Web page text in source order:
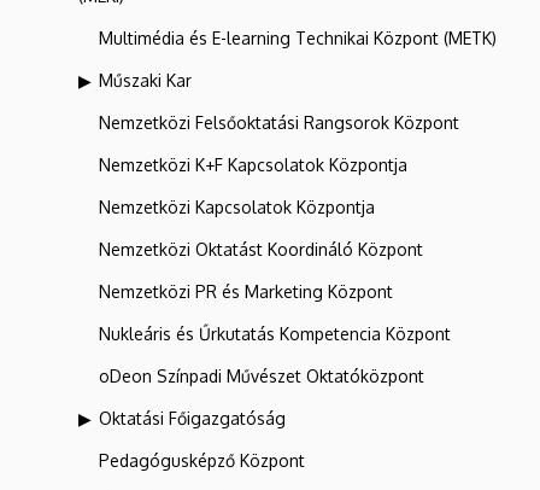
Multimédia és E-learning Technikai Központ (METK)
Műszaki Kar
Nemzetközi Felsőoktatási Rangsorok Központ
Nemzetközi K+F Kapcsolatok Központja
Nemzetközi Kapcsolatok Központja
Nemzetközi Oktatást Koordináló Központ
Nemzetközi PR és Marketing Központ
Nukleáris és Űrkutatás Kompetencia Központ
oDeon Színpadi Művészet Oktatóközpont
Oktatási Főigazgatóság
Pedagógusképző Központ